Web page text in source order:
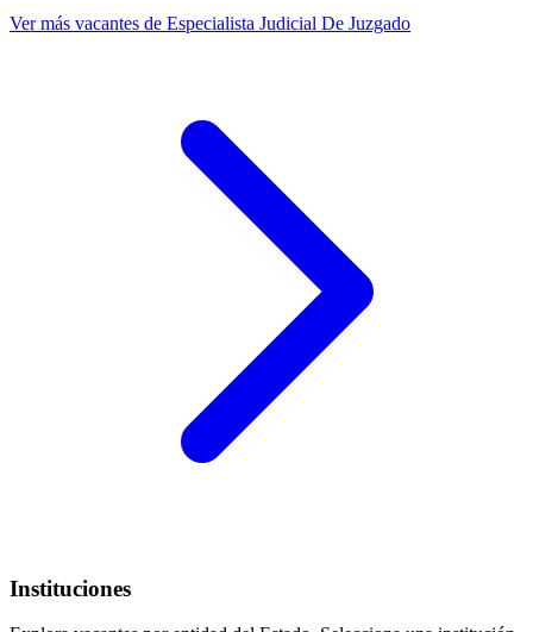
Ver más vacantes de Especialista Judicial De Juzgado
Instituciones